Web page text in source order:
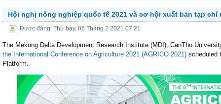
Hội nghị nông nghiệp quốc tế 2021 và cơ hội xuất bản tạp chí
Được đăng: Thứ bảy, 06 Tháng 2 2021 07:21
The Mekong Delta Development Research Institute (MDI), CanTho
the International Conference on Agriculture 2021 (AGRICO 2021) scheduled
Platform.